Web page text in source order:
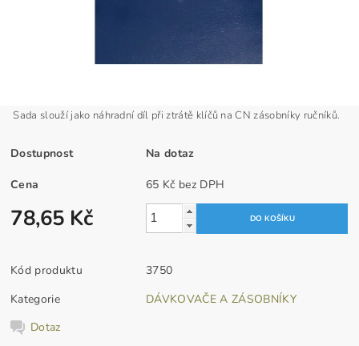
Sada slouží jako náhradní díl při ztrátě klíčů na CN zásobníky ručníků.
Dostupnost Na dotaz
Cena 65 Kč bez DPH
78,65 Kč
Kód produktu
3750
Kategorie
DÁVKOVAČE A ZÁSOBNÍKY
Dotaz